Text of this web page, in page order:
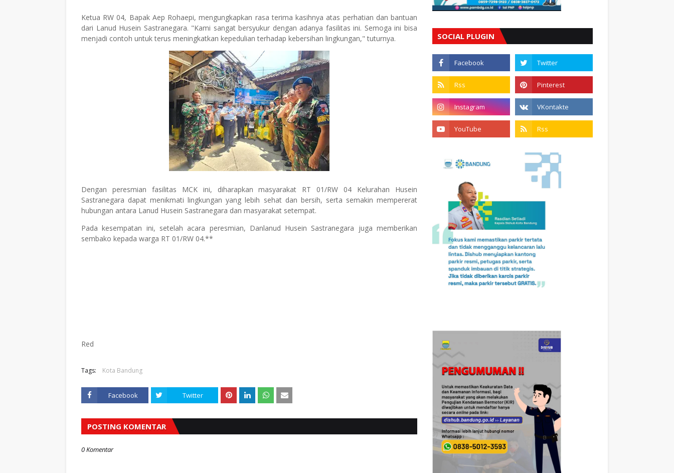
Ketua RW 04, Bapak Aep Rohaepi, mengungkapkan rasa terima kasihnya atas perhatian dan bantuan
dari Lanud Husein Sastranegara. "Kami sangat bersyukur dengan adanya fasilitas ini. Semoga ini bisa
menjadi contoh untuk terus meningkatkan kepedulian terhadap kebersihan lingkungan," tuturnya.
Dengan peresmian fasilitas MCK ini, diharapkan masyarakat RT 01/RW 04 Kelurahan Husein
Sastranegara dapat menikmati lingkungan yang lebih sehat dan bersih, serta semakin mempererat
hubungan antara Lanud Husein Sastranegara dan masyarakat setempat.
Pada kesempatan ini, setelah acara peresmian, Danlanud Husein Sastranegara juga memberikan
sembako kepada warga RT 01/RW 04.**
Red
Tags: Kota Bandung
Facebook Twitter
POSTING KOMENTAR
0 Komentar
SOCIAL PLUGIN